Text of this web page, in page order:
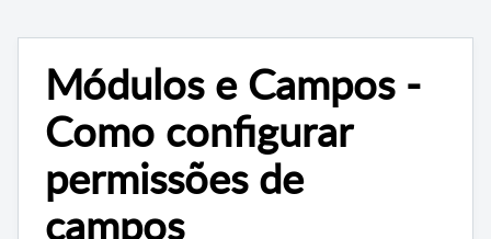
Módulos e Campos -
Como configurar
permissões de
campos